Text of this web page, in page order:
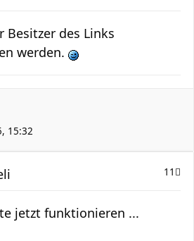
Besitzer des Links
werden.
15:32
11
jetzt funktionieren ...